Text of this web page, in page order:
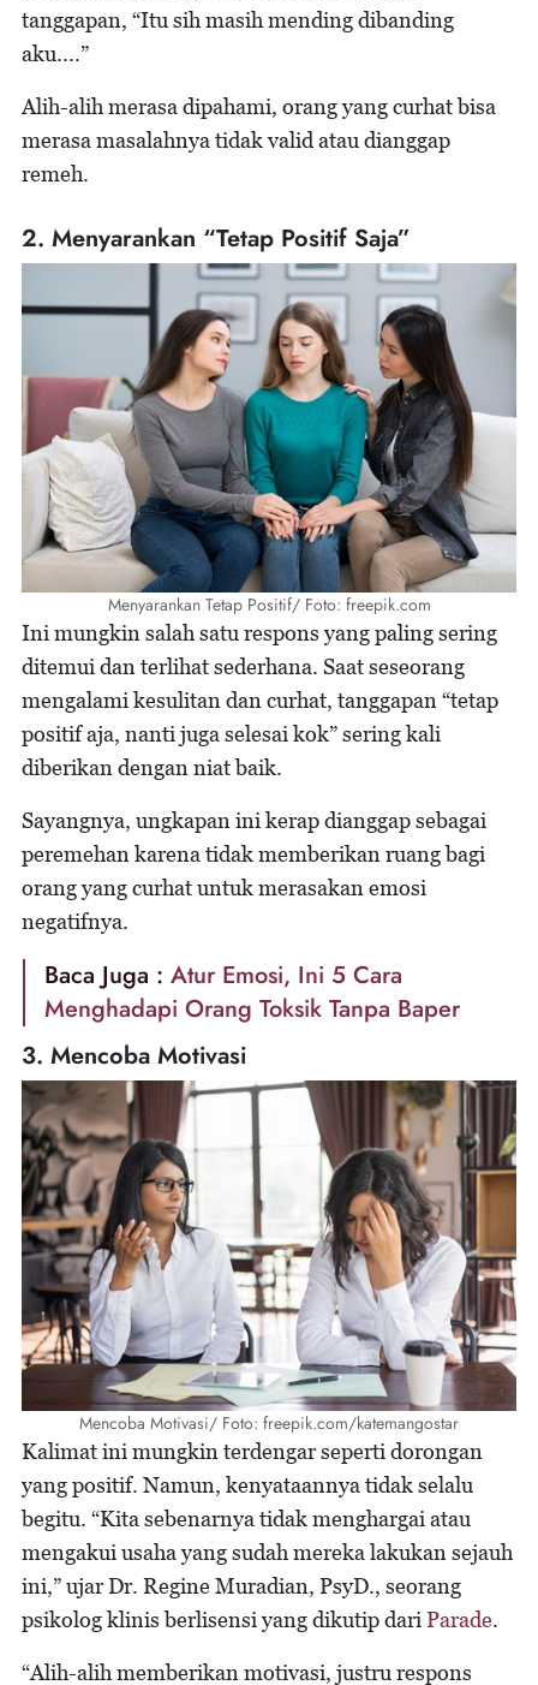
tanggapan, “Itu sih masih mending dibanding
aku....”
Alih-alih merasa dipahami, orang yang curhat bisa
merasa masalahnya tidak valid atau dianggap
remeh.
2. Menyarankan “Tetap Positif Saja”
Menyarankan Tetap Positif/ Foto: freepik.com
Ini mungkin salah satu respons yang paling sering
ditemui dan terlihat sederhana. Saat seseorang
mengalami kesulitan dan curhat, tanggapan “tetap
positif aja, nanti juga selesai kok” sering kali
diberikan dengan niat baik.
Sayangnya, ungkapan ini kerap dianggap sebagai
peremehan karena tidak memberikan ruang bagi
orang yang curhat untuk merasakan emosi
negatifnya.
Baca Juga : Atur Emosi, Ini 5 Cara
Menghadapi Orang Toksik Tanpa Baper
3. Mencoba Motivasi
Mencoba Motivasi/ Foto: freepik.com/katemangostar
Kalimat ini mungkin terdengar seperti dorongan
yang positif. Namun, kenyataannya tidak selalu
begitu. “Kita sebenarnya tidak menghargai atau
mengakui usaha yang sudah mereka lakukan sejauh
ini,” ujar Dr. Regine Muradian, PsyD., seorang
psikolog klinis berlisensi yang dikutip dari Parade.
“Alih-alih memberikan motivasi, justru respons